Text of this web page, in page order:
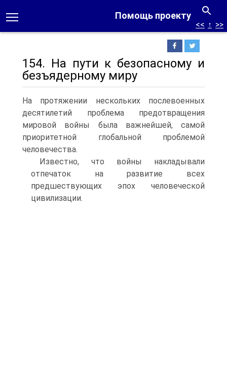
Помощь проекту
<< ↑ >>
154. На пути к безопасному и
безъядерному миру
На протяжении нескольких послевоенных
десятилетий проблема предотвращения
мировой войны была важнейшей, самой
приоритетной глобальной проблемой
человечества.
Известно, что войны накладывали
отпечаток на развитие всех
предшествующих эпох человеческой
цивилизации.